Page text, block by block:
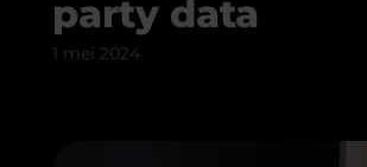
party data
1 mei 2024